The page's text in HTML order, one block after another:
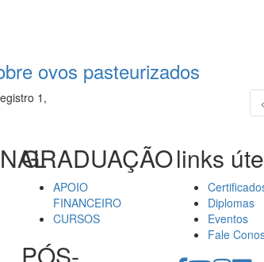
ovos pasteurizados
1,
GRADUAÇÃO
APOIO
FINANCEIRO
CURSOS
links
Diplomas
Eventos
Fale